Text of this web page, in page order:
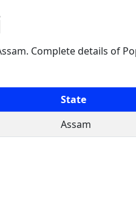
Complete details of
State
Assam